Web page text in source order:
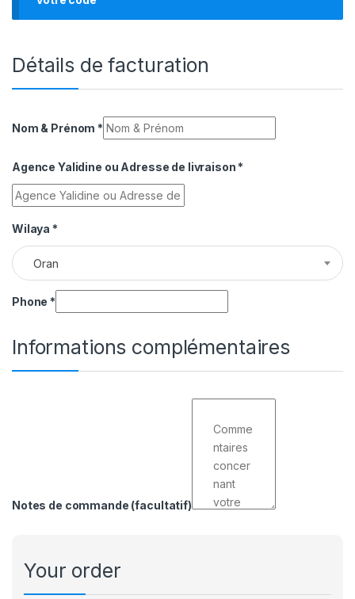
Détails de facturation
Nom & Prénom *
Agence Yalidine ou Adresse de livraison *
Wilaya *
Oran
Phone *
Informations complémentaires
Notes de commande (facultatif)
Your order